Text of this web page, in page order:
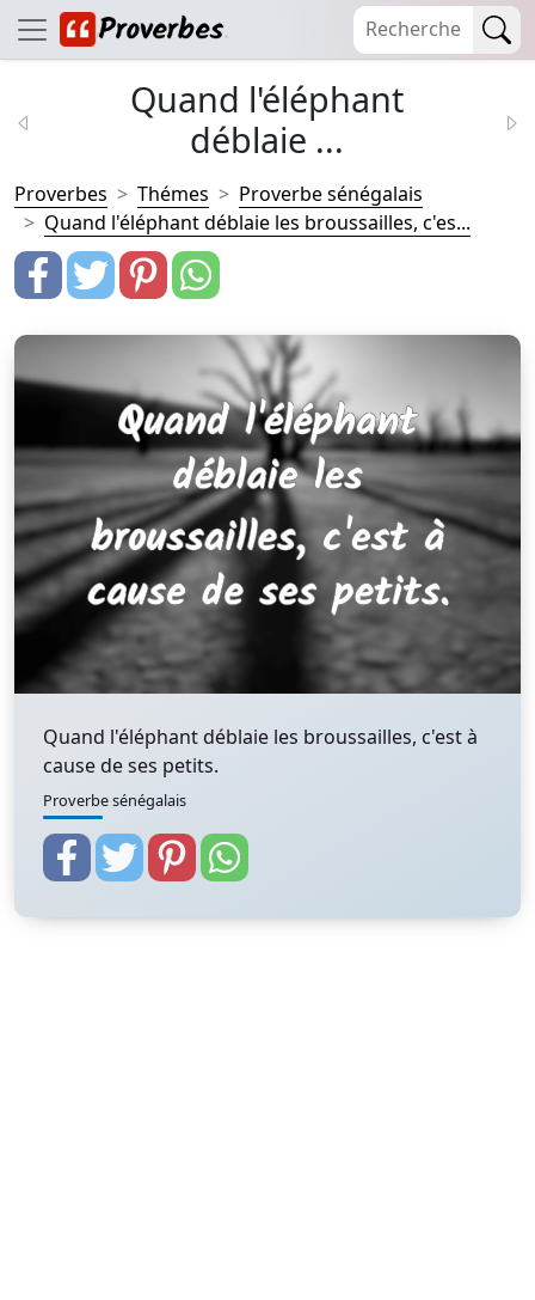
Quand l'éléphant
déblaie ...
Proverbes Thémes
Proverbe sénégalais
Quand l'éléphant déblaie les broussailles, c'es...
Quand l'éléphant déblaie les broussailles, c'est à
cause de ses petits.
Proverbe sénégalais